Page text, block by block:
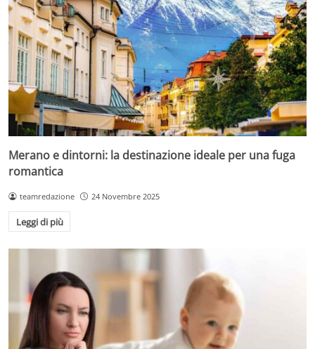
Merano e dintorni: la destinazione ideale per una fuga
romantica
teamredazione 24 Novembre 2025
Leggi di più